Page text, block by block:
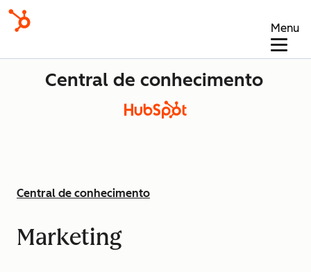
Menu
Central de conhecimento
Central de conhecimento
Marketing